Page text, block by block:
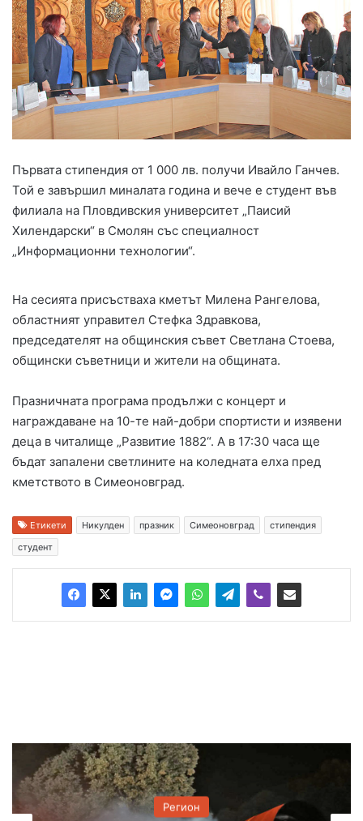
Първата стипендия от 1 000 лв. получи Ивайло Ганчев.
Той е завършил миналата година и вече е студент във
филиала на Пловдивския университет „Паисий
Хилендарски“ в Смолян със специалност
„Информационни технологии“.
На сесията присъстваха кметът Милена Рангелова,
областният управител Стефка Здравкова,
председателят на общинския съвет Светлана Стоева,
общински съветници и жители на общината.
Празничната програма продължи с концерт и
награждаване на 10-те най-добри спортисти и изявени
деца в читалище „Развитие 1882“. А в 17:30 часа ще
бъдат запалени светлините на коледната елха пред
кметството в Симеоновград.
Етикети Никулден празник Симеоновград
стипендия
студент